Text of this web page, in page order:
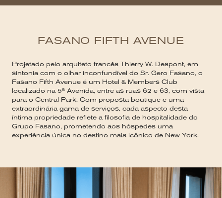
FASANO FIFTH AVENUE
Projetado pelo arquiteto francês Thierry W. Despont, em
sintonia com o olhar inconfundível do Sr. Gero Fasano, o
Fasano Fifth Avenue é um Hotel & Members Club
localizado na 5ª Avenida, entre as ruas 62 e 63, com vista
para o Central Park. Com proposta boutique e uma
extraordinária gama de serviços, cada aspecto desta
íntima propriedade reflete a filosofia de hospitalidade do
Grupo Fasano, prometendo aos hóspedes uma
experiência única no destino mais icônico de New York.